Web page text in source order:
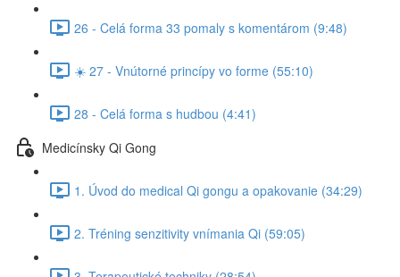
26 - Celá forma 33 pomaly s komentárom (9:48)
☀️ 27 - Vnútorné princípy vo forme (55:10)
28 - Celá forma s hudbou (4:41)
Medicínsky Qi Gong
1. Úvod do medical Qi gongu a opakovanie (34:29)
2. Tréning senzitivity vnímania Qi (59:05)